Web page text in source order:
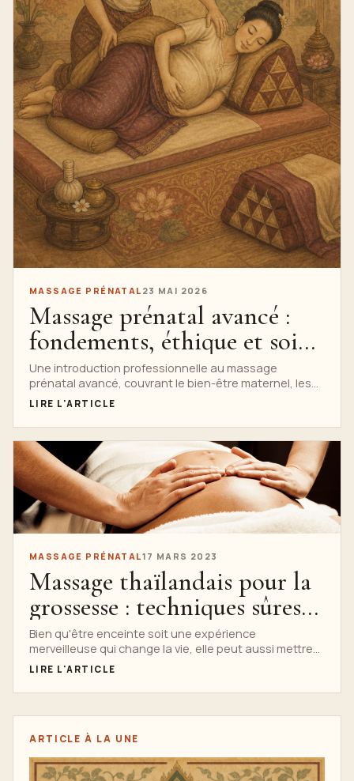
MASSAGE PRÉNATAL 23 MAI 2026
Massage prénatal avancé :
fondements, éthique et soins
maternels
Une introduction professionnelle au massage
prénatal avancé, couvrant le bien-être maternel, les
changements de grossesse, le champ de pratique,
LIRE L'ARTICLE
MASSAGE PRÉNATAL17 MARS 2023
Massage thaïlandais pour la
grossesse : techniques sûres
et efficaces
Bien qu'être enceinte soit une expérience
merveilleuse qui change la vie, elle peut aussi mettre
beaucoup d'efforts physiques...
LIRE L'ARTICLE
ARTICLE À LA UNE